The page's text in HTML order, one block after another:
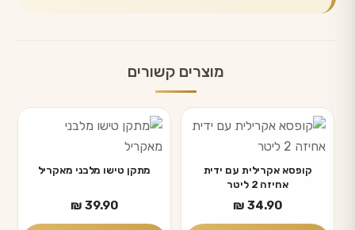
מוצרים קשורים
קופסא אקרילית עם ידית
אחיזה 2 ליטר
₪ 34.90
מתקן טישו מלבני מאקריל
₪ 39.90